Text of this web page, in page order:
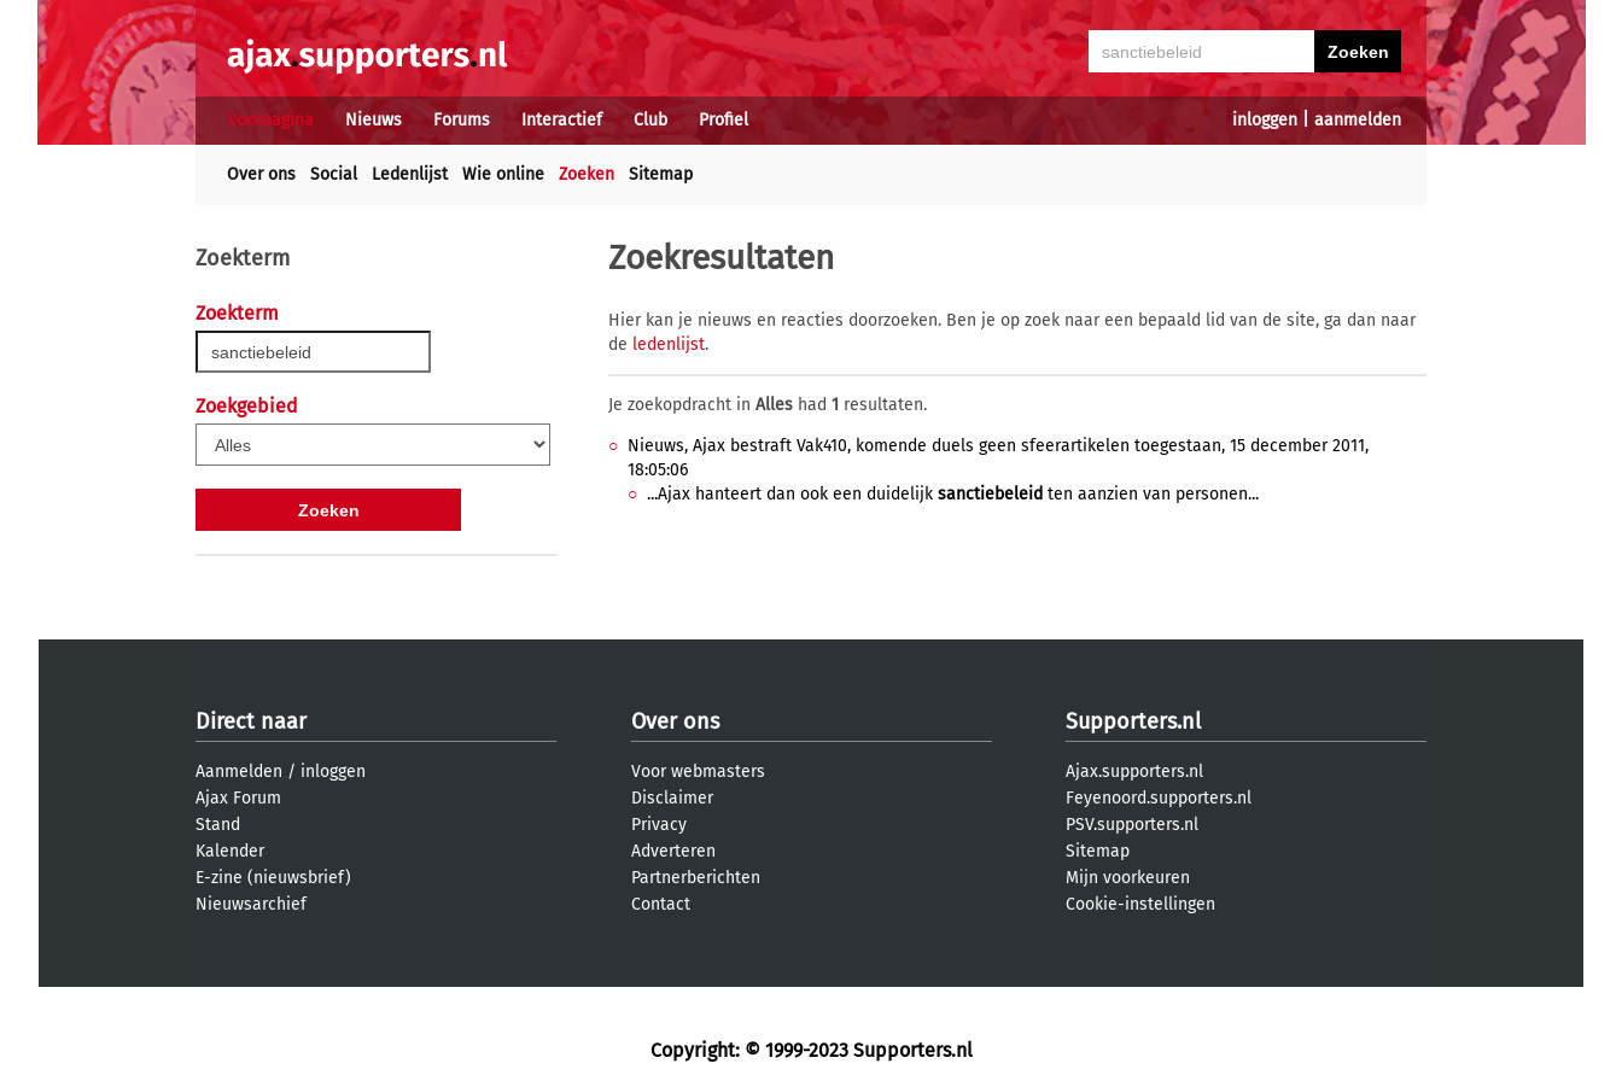
inloggen aanmelden
Voorpagina Nieuws Forums Interactief Club Profiel
Over ons Social Ledenlijst Wie online Zoeken Sitemap
Zoekterm
Zoekterm
Zoekgebied
Zoekresultaten
Hier kan je nieuws en reacties doorzoeken. Ben je op zoek naar een bepaald lid van de site, ga dan naar
de ledenlijst.
Je zoekopdracht in Alles had 1 resultaten.
Nieuws, Ajax bestraft Vak410, komende duels geen sfeerartikelen toegestaan, 15 december 2011,
18:05:06
...Ajax hanteert dan ook een duidelijk sanctiebeleid ten aanzien van personen...
Direct naar
Aanmelden / inloggen
Ajax Forum
Stand
Kalender
E-zine (nieuwsbrief)
Nieuwsarchief
Over ons
Voor webmasters
Disclaimer
Privacy
Adverteren
Partnerberichten
Contact
Supporters.nl
Ajax.supporters.nl
Feyenoord.supporters.nl
PSV.supporters.nl
Sitemap
Mijn voorkeuren
Cookie-instellingen
Copyright: © 1999-2023 Supporters.nl